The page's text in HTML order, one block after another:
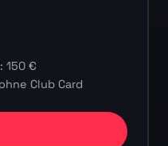
150 €
Club Card